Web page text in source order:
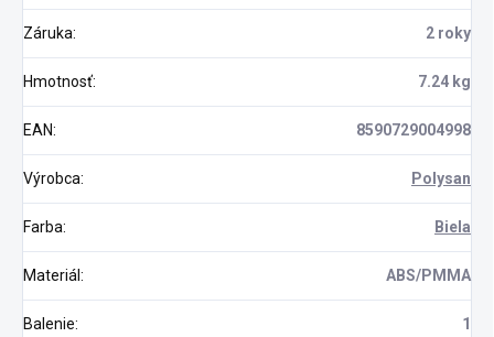
Záruka: 2 roky
Hmotnosť: 7.24 kg
EAN: 8590729004998
Výrobca: Polysan
Farba: Biela
Materiál: ABS/PMMA
Balenie: 1